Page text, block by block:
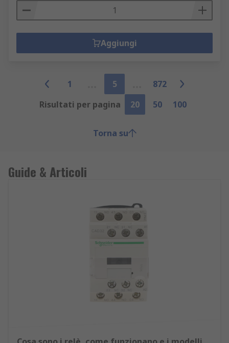
Aggiungi
1 5
872
Risultati per pagina
20 50 100
Torna su
Guide & Articoli